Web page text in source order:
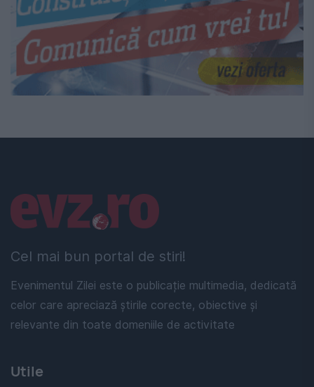
Cel mai bun portal de stiri!
Evenimentul Zilei este o publicație multimedia, dedicată
celor care apreciază știrile corecte, obiective și
relevante din toate domeniile de activitate
Linkuri utile
Utile